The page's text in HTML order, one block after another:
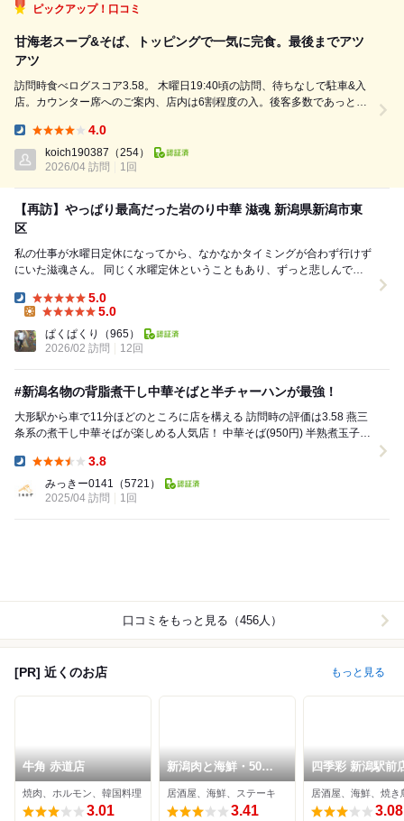
ピックアップ！口コミ
甘海老スープ&そば、トッピングで一気に完食。最後までアツ
アツ
訪問時食べログスコア3.58。 木曜日19:40頃の訪問、待ちなしで駐車&入
店。カウンター席へのご案内、店内は6割程度の入。後客多数であっとい
他店では見かけないこちらをコール。 ⚪︎香味濃醇甘海老そば1,200円税込
...
4.0
koich190387 （254）
2026/04 訪問
1回
【再訪】やっぱり最高だった岩のり中華 滋魂 新潟県新潟市東
区
私の仕事が水曜日定休になってから、なかなかタイミングが合わず行けず
にいた滋魂さん。 同じく水曜定休ということもあり、ずっと悲しんでお
Dinner:
5.0
5.0
ぱくぱくり
（965）
2026/02 訪問
12回
#新潟名物の背脂煮干し中華そばと半チャーハンが最強！
大形駅から車で11分ほどのところに店を構える 訪問時の評価は3.58 燕三
条系の煮干し中華そばが楽しめる人気店！ 中華そば(950円) 半熟煮玉子
3.8
みっきー0141 （5721）
2025/04 訪問
1回
口コミをもっと見る（456人）
[PR] 近くのお店 もっと見る
牛角 赤道店
焼肉、ホルモン、韓国料理
3.01
新潟肉と海鮮・50種
の地酒 つるまる
居酒屋、海鮮、ステーキ
3.41
四季彩 新潟駅前
居酒屋、海鮮、焼き
3.08